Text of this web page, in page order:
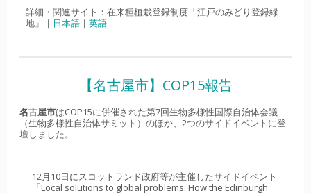
詳細・関連サイト：在来種植栽登録制度「江戸のみどり登録緑
地」｜ 日本語 ｜ 英語
【名古屋市】COP15報告
名古屋市はCOP15に併催された第7回生物多様性国際自治体会議
（生物多様性自治体サミット）のほか、2つのサイドイベントに登
壇しました。
12月10日にスコットランド政府等が主催したサイドイベント
「Local solutions to global problems: How the Edinburgh